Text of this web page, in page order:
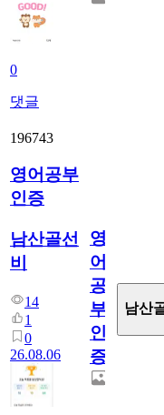
0
댓글
196743
영어공부
인증
남산골선
비
14
1
0
26.08.06
영
어
공
부
인
증
남산